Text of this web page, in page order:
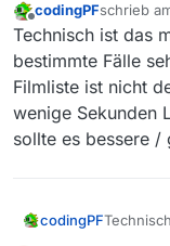
doch wieder
hergibt!),
bis jetzt
den
Viele Grüße
Harti
Offline
codingPFschrieb
zuletzt
Technisch ist das
bestimmte Fälle
Filmliste ist nicht
wenige Sekunden
sollte es bessere /
codingPF